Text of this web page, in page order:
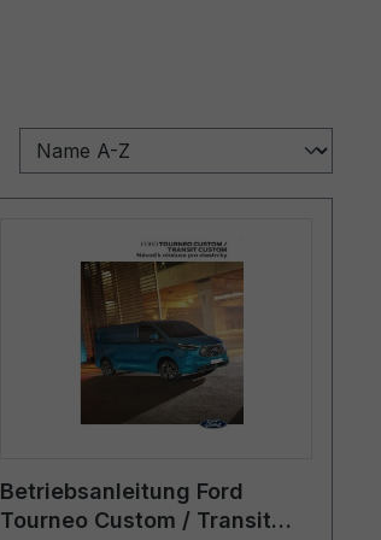
Betriebsanleitung Ford
Tourneo Custom / Transit